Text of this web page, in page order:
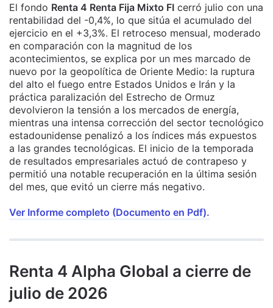
El fondo Renta 4 Renta Fija Mixto FI cerró julio con una
rentabilidad del -0,4%, lo que sitúa el acumulado del
ejercicio en el +3,3%. El retroceso mensual, moderado
en comparación con la magnitud de los
acontecimientos, se explica por un mes marcado de
nuevo por la geopolítica de Oriente Medio: la ruptura
del alto el fuego entre Estados Unidos e Irán y la
práctica paralización del Estrecho de Ormuz
devolvieron la tensión a los mercados de energía,
mientras una intensa corrección del sector tecnológico
estadounidense penalizó a los índices más expuestos
a las grandes tecnológicas. El inicio de la temporada
de resultados empresariales actuó de contrapeso y
permitió una notable recuperación en la última sesión
del mes, que evitó un cierre más negativo.
Ver Informe completo (Documento en Pdf).
Renta 4 Alpha Global a cierre de
julio de 2026